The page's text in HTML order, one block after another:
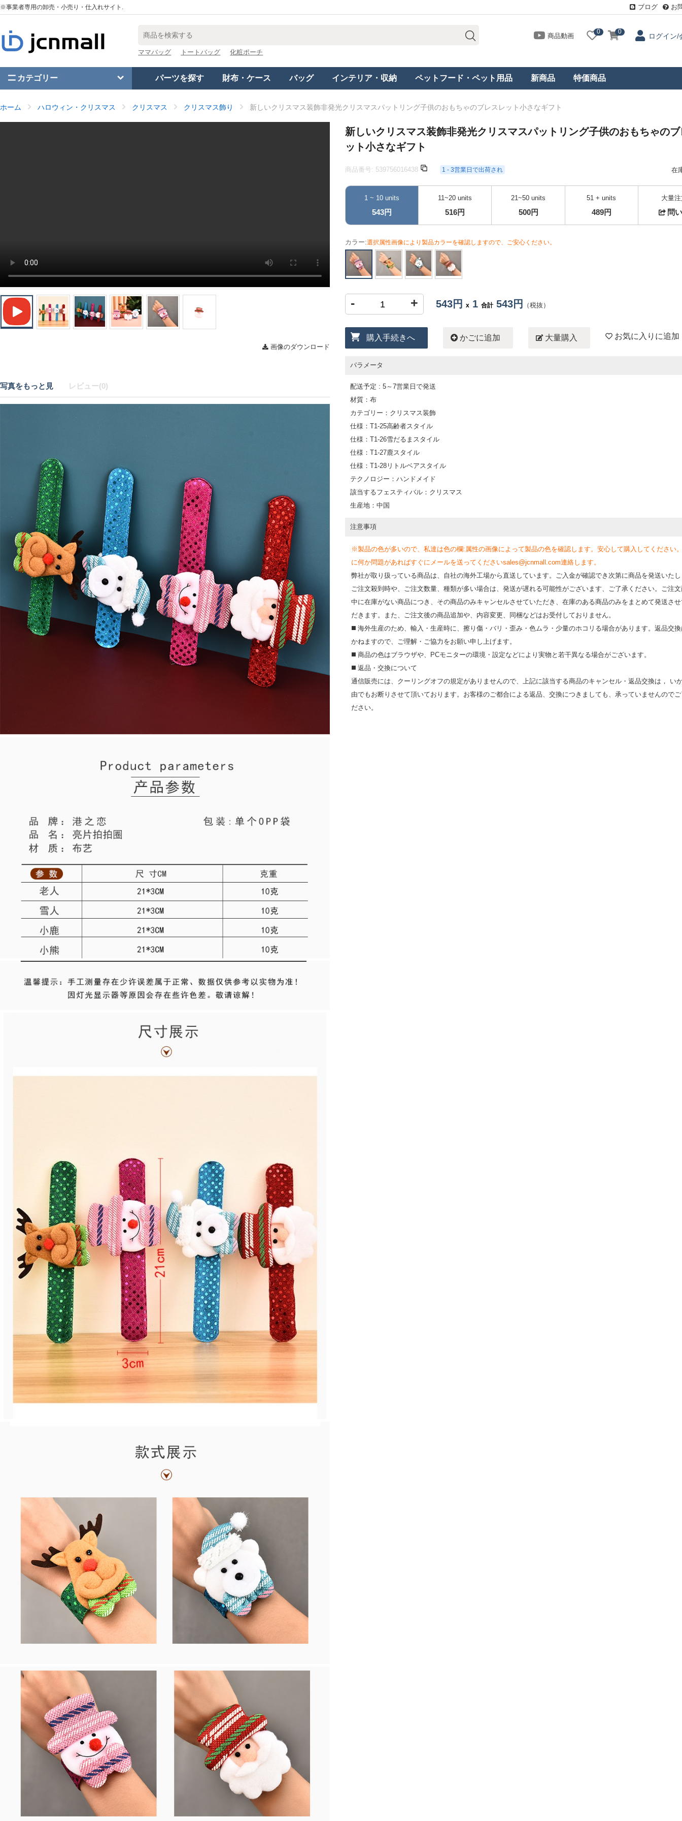
※事業者専用の卸売・小売り・仕入れサイト. ブログ お
ママバッグ トートバッグ 化粧ポーチ
商品動画
0 0
ログイン/
カテゴリー パーツを探す 財布・ケース バッグ インテリア・収納 ペットフード・ペット用品 新商品 特価商品
ホーム ハロウィン・クリスマス クリスマス クリスマス飾り 新しいクリスマス装飾非発光クリスマスパットリング子供のおもちゃのブレスレット小さなギフト
画像のダウンロード
写真をもっと見 レビュー(0)
新しいクリスマス装飾非発光クリスマスパットリング子供のおもちゃの
ット小さなギフト
商品番号: 539756016438 1 - 3営業日で出荷され 在
1 ~ 10 units
543円
11~20 units
516円
21~50 units
500円
51 + units
489円
大量
問
カラー:選択属性画像により製品カラーを確認しますので、ご安心ください。
- + 543円 x 1 合計543円 （税抜）
購入手続きへ かごに追加 大量購入 お気に入りに追加
パラメータ
配送予定 : 5～7営業日で発送
材質：布
カテゴリー：クリスマス装飾
仕様：T1-25高齢者スタイル
仕様：T1-26雪だるまスタイル
仕様：T1-27鹿スタイル
仕様：T1-28リトルベアスタイル
テクノロジー：ハンドメイド
該当するフェスティバル：クリスマス
生産地：中国
注意事項
※製品の色が多いので、私達は色の欄:属性の画像によって製品の色を確認します。安心して購入してください
に何か問題があればすぐにメールを送ってくださいsales@jcnmall.com連絡します。
弊社が取り扱っている商品は、自社の海外工場から直送しています。ご入金が確認でき次第に商品を発送いた
ご注文殺到時や、ご注文数量、種類が多い場合は、発送が遅れる可能性がございます、ご了承ください。ご注
中に在庫がない商品につき、その商品のみキャンセルさせていただき、在庫のある商品のみをまとめて発送さ
だきます。また、ご注文後の商品追加や、内容変更、同梱などはお受付しておりません。
◼️ 海外⽣産のため、輸⼊・⽣産時に、擦り傷・バリ・歪み・色ムラ・少量のホコリる場合があります。返品交
かねますので、ご理解・ご協⼒をお願い申し上げます。
◼️ 商品の⾊はブラウザや、PCモニターの環境・設定などにより実物と若⼲異なる場合がございます。
◼️ 返品・交換について
通信販売には、クーリングオフの規定がありませんので、上記に該当する商品のキャンセル・返品交換は， い
由でもお断りさせて頂いております。お客様のご都合による返品、交換につきましても、承っていませんので
ださい。